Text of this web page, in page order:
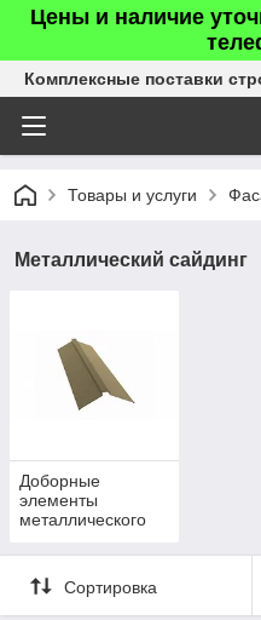
Цены и наличие
Комплексные поставки
Товары и услуги
Металлический сайдинг
Доборные
элементы
металлического
Сортировка